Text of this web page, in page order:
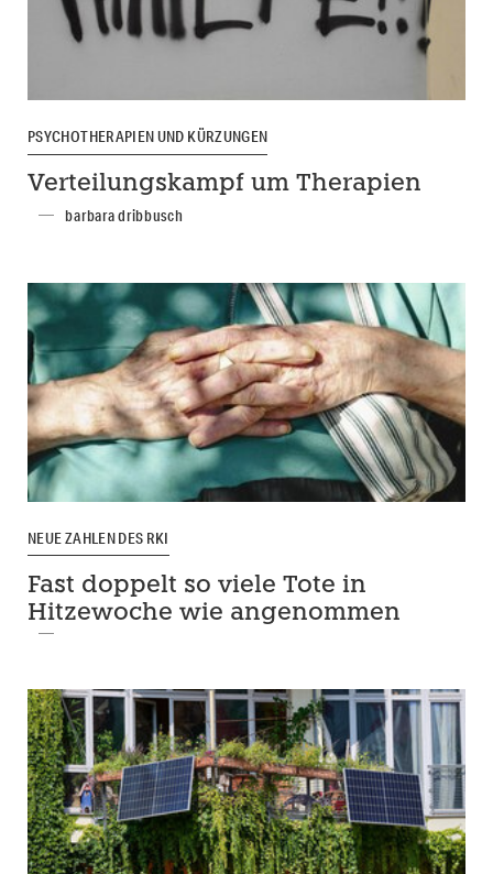
PSYCHOTHERAPIEN UND KÜRZUNGEN
Verteilungskampf um Therapien
barbara dribbusch
NEUE ZAHLEN DES RKI
Fast doppelt so viele Tote in
Hitzewoche wie angenommen